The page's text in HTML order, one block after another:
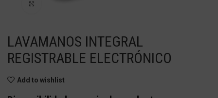
LAVAMANOS INTEGRAL
REGISTRABLE ELECTRÓNICO
Add to wishlist